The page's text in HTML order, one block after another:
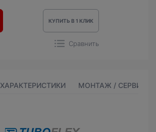
КУПИТЬ В 1 КЛИК
Сравнить
ХАРАКТЕРИСТИКИ МОНТАЖ / СЕРВИС